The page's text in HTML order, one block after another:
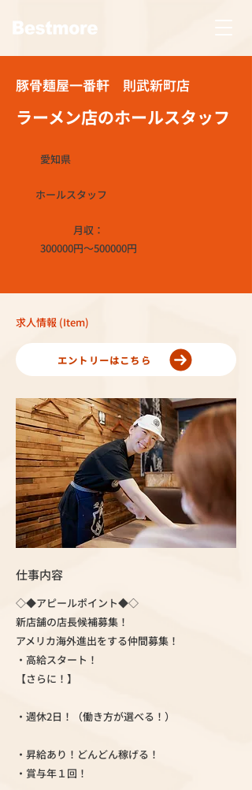
豚骨麺屋一番軒 則武新町店
ラーメン店のホールスタッフ
愛知県
ホールスタッフ
月収：
300000円～500000円
求人情報 (Item)
エントリーはこちら
仕事内容
◇◆アピールポイント◆◇
新店舗の店長候補募集！
アメリカ海外進出をする仲間募集！
・高給スタート！
【さらに！】
・週休2日！（働き方が選べる！）
・昇給あり！どんどん稼げる！
・賞与年１回！